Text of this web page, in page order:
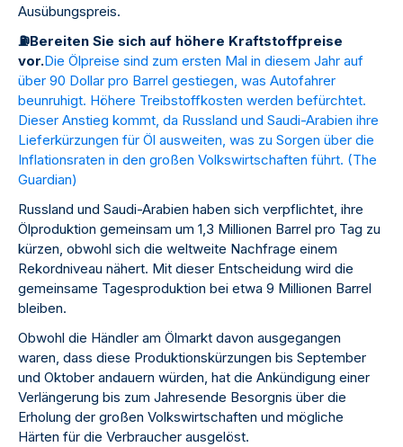
Ausübungspreis.
⛽Bereiten Sie sich auf höhere Kraftstoffpreise
vor.Die Ölpreise sind zum ersten Mal in diesem Jahr auf
über 90 Dollar pro Barrel gestiegen, was Autofahrer
beunruhigt. Höhere Treibstoffkosten werden befürchtet.
Dieser Anstieg kommt, da Russland und Saudi-Arabien ihre
Lieferkürzungen für Öl ausweiten, was zu Sorgen über die
Inflationsraten in den großen Volkswirtschaften führt. (The
Guardian)
Russland und Saudi-Arabien haben sich verpflichtet, ihre
Ölproduktion gemeinsam um 1,3 Millionen Barrel pro Tag zu
kürzen, obwohl sich die weltweite Nachfrage einem
Rekordniveau nähert. Mit dieser Entscheidung wird die
gemeinsame Tagesproduktion bei etwa 9 Millionen Barrel
bleiben.
Obwohl die Händler am Ölmarkt davon ausgegangen
waren, dass diese Produktionskürzungen bis September
und Oktober andauern würden, hat die Ankündigung einer
Verlängerung bis zum Jahresende Besorgnis über die
Erholung der großen Volkswirtschaften und mögliche
Härten für die Verbraucher ausgelöst.